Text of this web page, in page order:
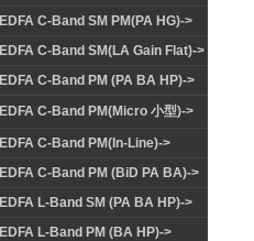
EDFA C-Band SM PM(PA HG)->
EDFA C-Band SM(LA Gain Flat)->
EDFA C-Band PM (PA BA HP)->
EDFA C-Band PM(Micro 小型)->
EDFA C-Band PM(In-Line)->
EDFA C-Band PM (BiD PA BA)->
EDFA L-Band SM (PA BA HP)->
EDFA L-Band PM (BA HP)->